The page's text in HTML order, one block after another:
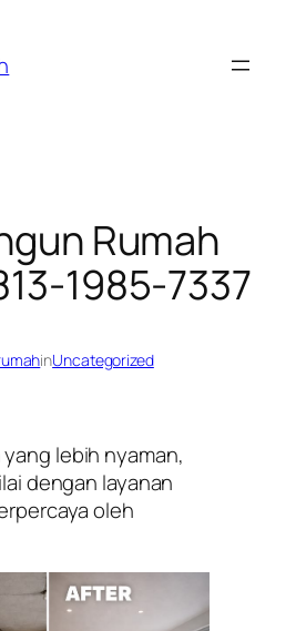
Rumah
1985-7337
inUncategorized
lebih nyaman,
dengan layanan
oleh